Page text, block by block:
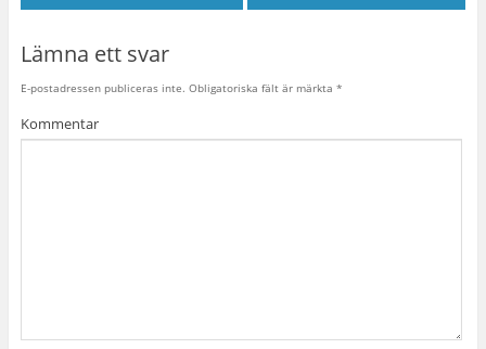
Lämna ett svar
E-postadressen publiceras inte. Obligatoriska fält är märkta *
Kommentar